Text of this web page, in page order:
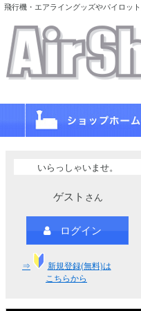
飛行機・エアライングッズやパイロッ
いらっしゃいませ。
ゲスト さん
ログイン
⇒
新規登録(無料)は
こちらから